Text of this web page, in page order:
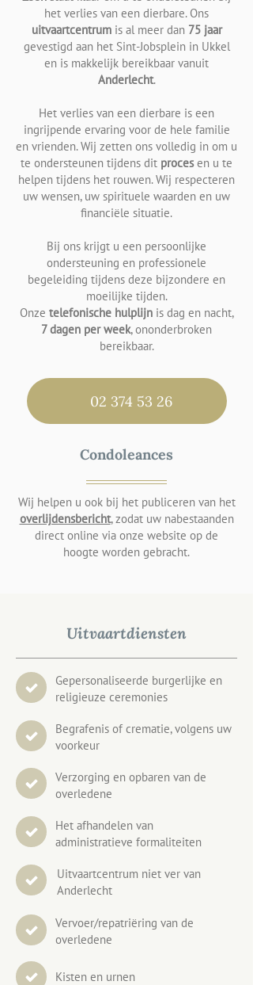
het verlies van een dierbare. Ons
uitvaartcentrumis al meer dan 75 jaar
gevestigd aan het Sint-Jobsplein in Ukkel
en is makkelijk bereikbaar vanuit
Anderlecht.
Het verlies van een dierbare is een
ingrijpende ervaring voor de hele familie
en vrienden. Wij zetten ons volledig in om u
te ondersteunen tijdens dit procesen u te
helpen tijdens het rouwen. Wij respecteren
uw wensen, uw spirituele waarden en uw
financiële situatie.
Bij ons krijgt u een persoonlijke
ondersteuning en professionele
begeleiding tijdens deze bijzondere en
moeilijke tijden.
Onze telefonische hulplijnis dag en nacht,
7 dagen per week,ononderbroken
bereikbaar.
02 374 53 26
Condoleances
Wij helpen u ook bij het publiceren van het
overlijdensbericht, zodat uw nabestaanden
direct online via onze website op de
hoogte worden gebracht.
Uitvaartdiensten
Gepersonaliseerde burgerlijke en
religieuze ceremonies
Begrafenis of crematie, volgens uw
voorkeur
Verzorging en opbaren van de
overledene
Het afhandelen van
administratieve formaliteiten
Uitvaartcentrum niet ver van
Anderlecht
Vervoer/repatriëring van de
overledene
Kisten en urnen